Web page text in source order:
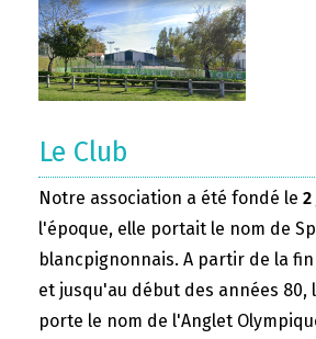
Le Club
Notre association a été fondé le
l'époque, elle portait le nom de
blancpignonnais. A partir de la
et jusqu'au début des années 80,
porte le nom de l'Anglet